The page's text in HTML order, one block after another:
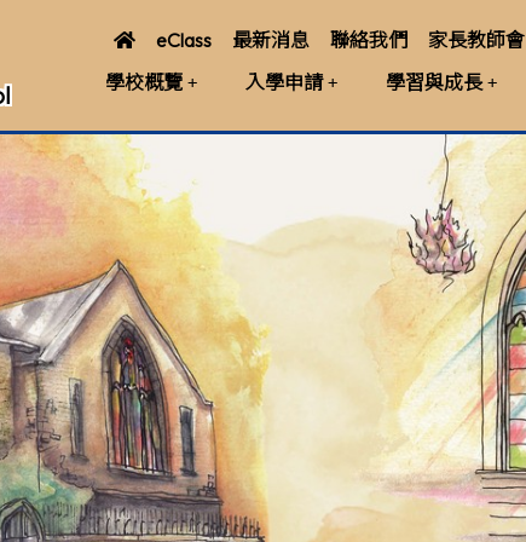
eClass 最新消息 聯絡我們 家長教師會
學校概覽
入學申請 學習與成長